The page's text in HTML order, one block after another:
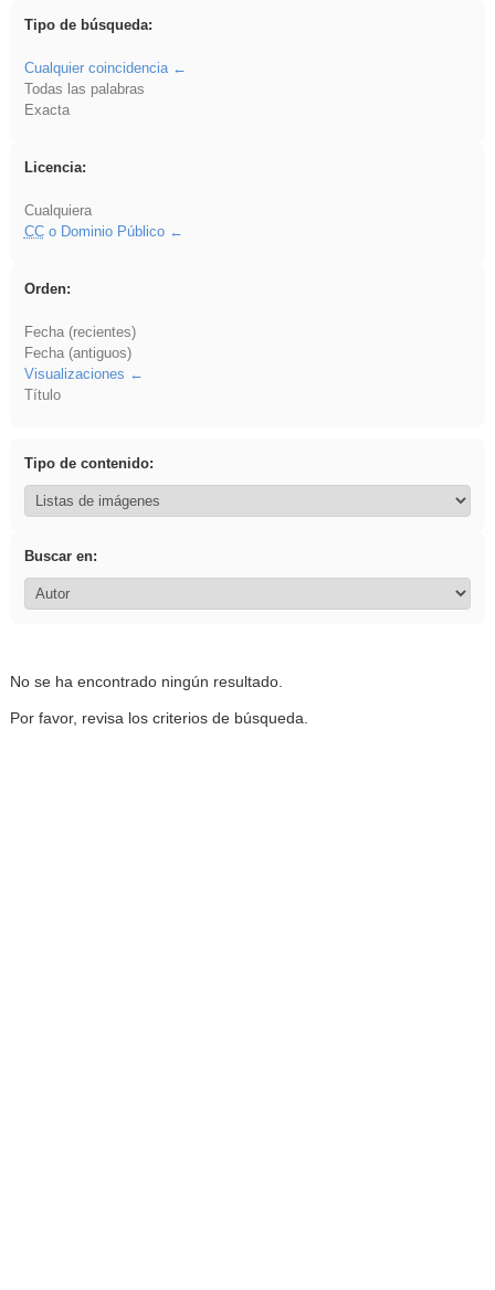
Tipo de búsqueda:
Cualquier coincidencia
Todas las palabras
Exacta
Licencia:
Cualquiera
CCo Dominio Público
Orden:
Fecha (recientes)
Fecha (antiguos)
Visualizaciones
Título
Tipo de contenido:
Buscar en:
No se ha encontrado ningún resultado.
Por favor, revisa los criterios de búsqueda.